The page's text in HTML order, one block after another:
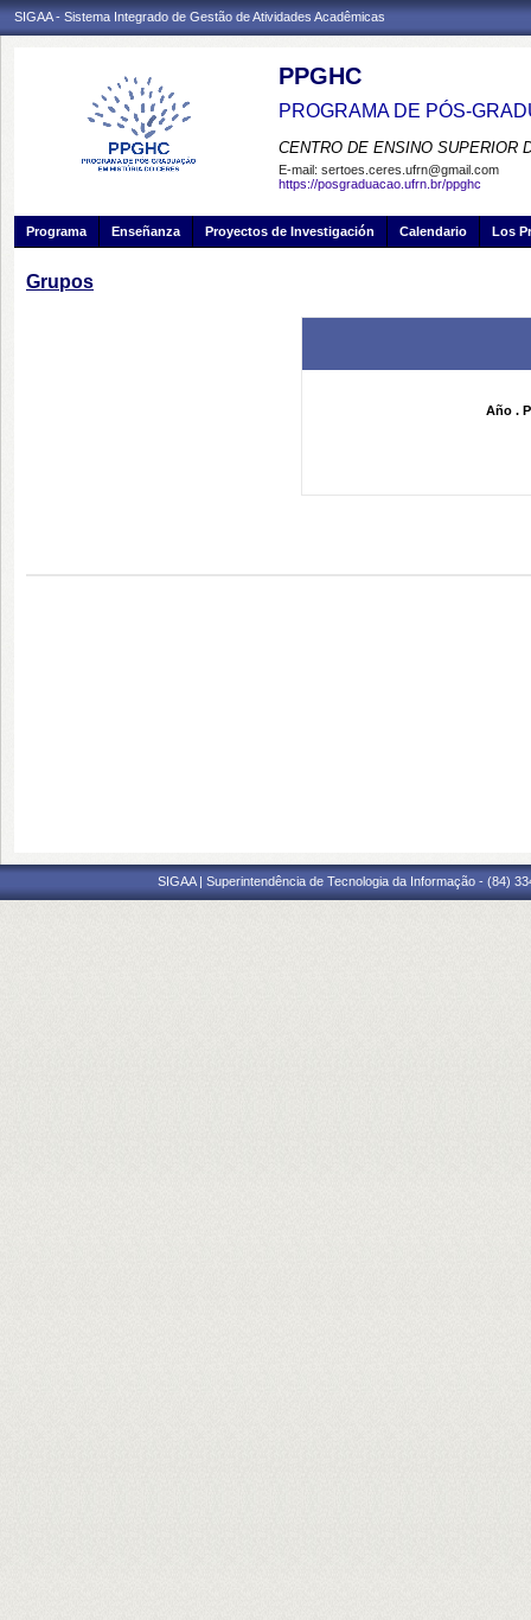
SIGAA - Sistema Integrado de Gestão de Atividades Acadêmicas
PPGHC
PROGRAMA DE PÓS-
CENTRO DE ENSINO SUPERIOR
E-mail: sertoes.ceres.ufrn@gmail.com
https://posgraduacao.ufrn.br/ppghc
Programa Enseñanza Proyectos de Investigación Calendario Los
Grupos
Año .
SIGAA | Superintendência de Tecnologia da Informação - (84)